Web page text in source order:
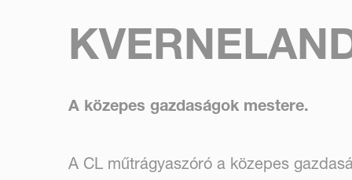
A közepes gazdaságok mestere.
A CL műtrágyaszóró a közepes